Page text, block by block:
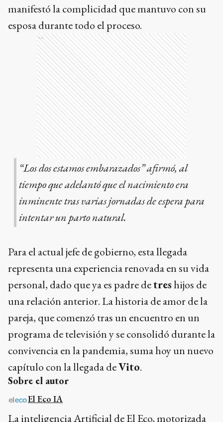
manifestó la complicidad que mantuvo con su
esposa durante todo el proceso.
Ads
“Los dos estamos embarazados” afirmó, al
tiempo que adelantó que el nacimiento era
inminente tras varias jornadas de espera para
intentar un parto natural.
Para el actual jefe de gobierno, esta llegada
representa una experiencia renovada en su vida
personal, dado que ya es padre detreshijos de
una relación anterior. La historia de amor de la
pareja, que comenzó tras un encuentro en un
programa de televisión y se consolidó durante la
convivencia en la pandemia, suma hoy un nuevo
capítulo con la llegada deVito.
Sobre el autor
El Eco IA
La inteligencia Artificial de El Eco, motorizada